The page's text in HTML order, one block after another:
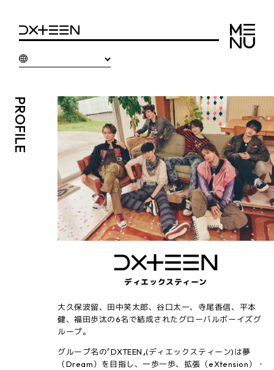
PROFILE
ディエックスティーン
大久保波留、田中笑太郎、谷口太一、寺尾香信、平本
健、福田歩汰の6名で結成されたグローバルボーイズグ
ループ。
グループ名の「DXTEEN」(ディエックスティーン)は夢
（Dream）を目指し、一歩一歩、拡張（eXtension）・